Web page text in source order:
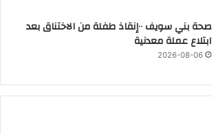
صحة بني سويف ٠٠إنقاذ طفلة من الاختناق بعد
ابتلاع عملة معدنية
2026-08-06